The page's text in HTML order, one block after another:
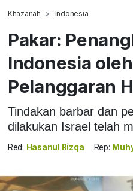
Khazanah Indonesia
Pakar:
Indonesia
Pelanggaran
Tindakan barbar dan
dilakukan Israel telah
Red: Hasanul Rizqa Rep: